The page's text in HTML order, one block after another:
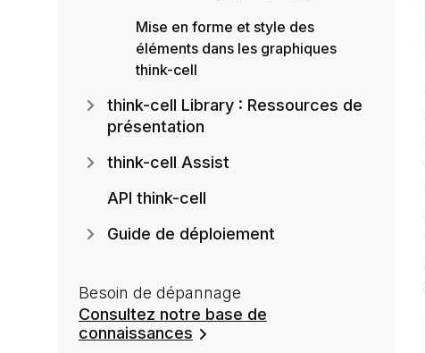
Mise en forme et style des
éléments dans les graphiques
think-cell
think-cell Library : Ressources de
présentation
think-cell Assist
API think-cell
Guide de déploiement
Besoin de dépannage
Consultez notre base de
connaissances